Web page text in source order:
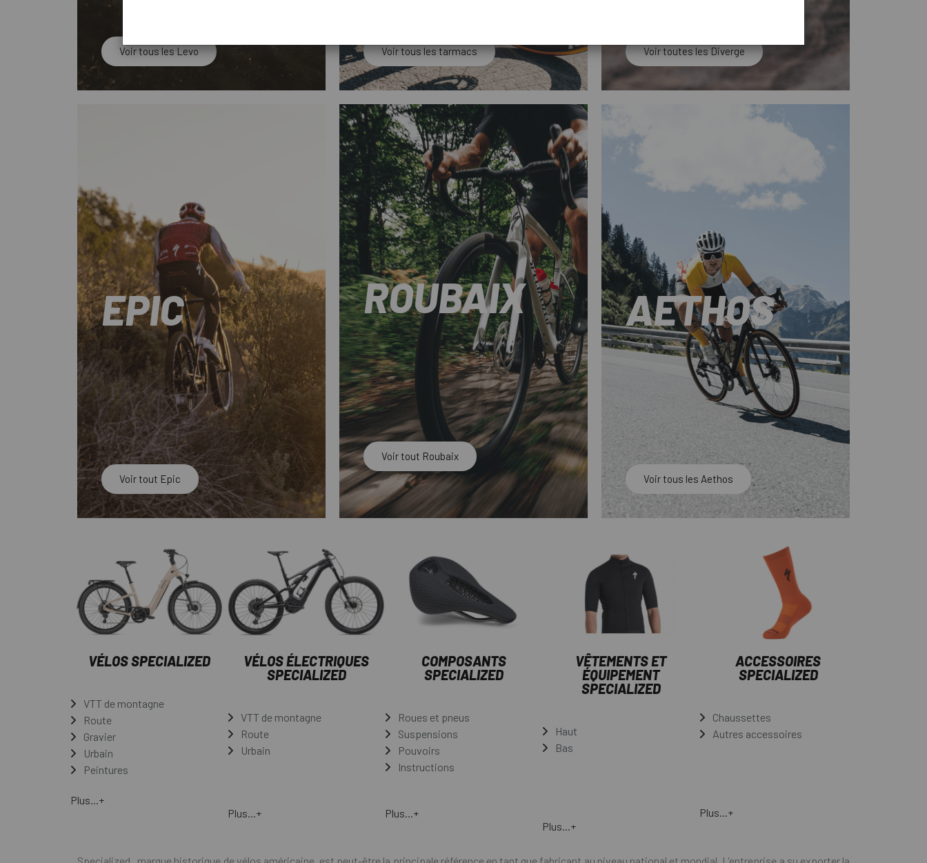
Voir tous les Levo Voir tous les tarmacs Voir toutes les Diverge
EPIC
Voir tout Epic
ROUBAIX
Voir tout Roubaix
AETHOS
Voir tous les Aethos
VÉLOS SPECIALIZED
VTT de montagne
Route
Gravier
Urbain
Peintures
Plus...+
VÉLOS ÉLECTRIQUES
SPECIALIZED
VTT de montagne
Route
Urbain
Plus...+
COMPOSANTS
SPECIALIZED
Roues et pneus
Suspensions
Pouvoirs
Instructions
Plus...+
VÊTEMENTS ET
ÉQUIPEMENT
SPECIALIZED
Haut
Bas
Plus...+
ACCESSOIRES
SPECIALIZED
Chaussettes
Autres accessoires
Plus...+